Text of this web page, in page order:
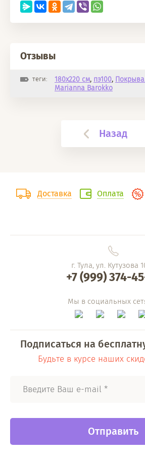
Отзывы
теги: 180х220 см, пэ100,
Marianna Barokko
Назад
Доставка Оплата
г. Тула, ул. Кутузова
+7 (999) 374-
Мы в социальных
Подписаться на
Будьте в курсе наших
Отправить